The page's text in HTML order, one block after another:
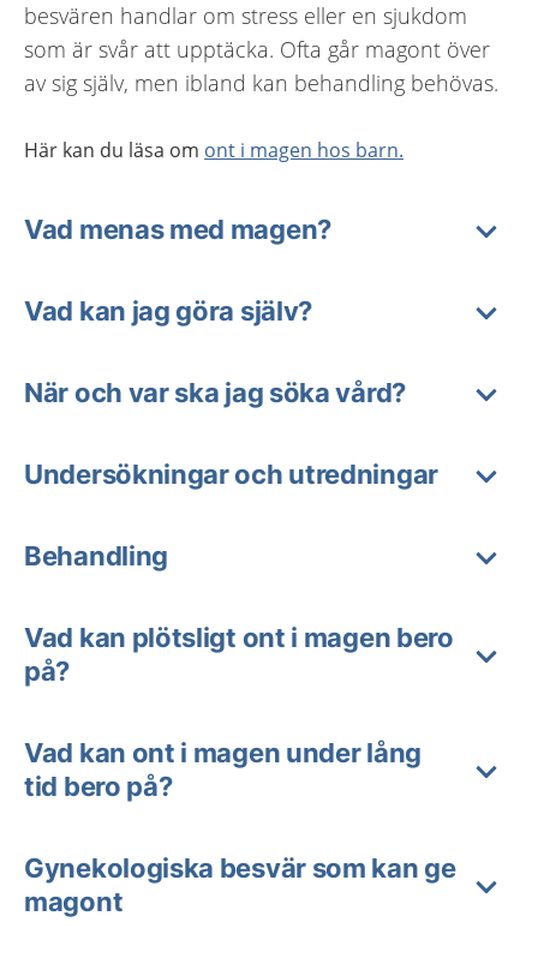
besvären handlar om stress eller en sjukdom
som är svår att upptäcka. Ofta går magont över
av sig själv, men ibland kan behandling behövas.
Här kan du läsa om ont i magen hos barn.
Vad menas med magen?
Vad kan jag göra själv?
När och var ska jag söka vård?
Undersökningar och utredningar
Behandling
Vad kan plötsligt ont i magen bero
på?
Vad kan ont i magen under lång
tid bero på?
Gynekologiska besvär som kan ge
magont